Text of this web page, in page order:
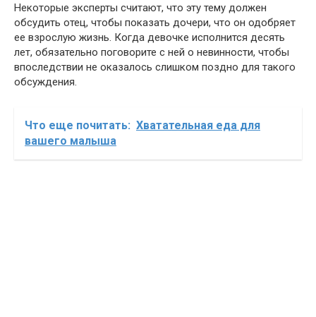
Некоторые эксперты считают, что эту тему должен
обсудить отец, чтобы показать дочери, что он одобряет
ее взрослую жизнь. Когда девочке исполнится десять
лет, обязательно поговорите с ней о невинности, чтобы
впоследствии не оказалось слишком поздно для такого
обсуждения.
Что еще почитать: Хватательная еда для
вашего малыша